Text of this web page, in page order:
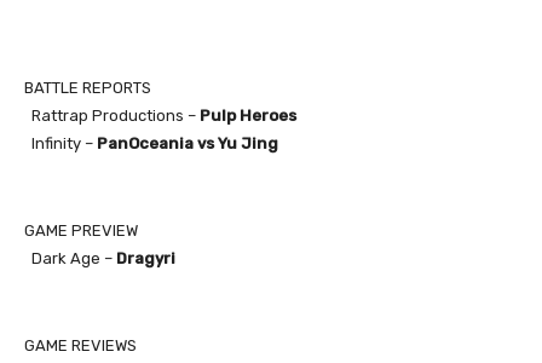
BATTLE REPORTS
Rattrap Productions – Pulp Heroes
Infinity – PanOceania vs Yu Jing
GAME PREVIEW
Dark Age – Dragyri
GAME REVIEWS